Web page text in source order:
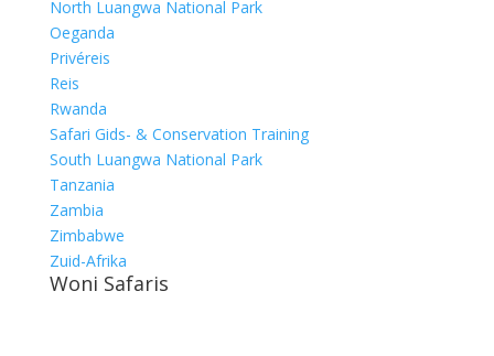
North Luangwa National Park
Oeganda
Privéreis
Reis
Rwanda
Safari Gids- & Conservation Training
South Luangwa National Park
Tanzania
Zambia
Zimbabwe
Zuid-Afrika
Woni Safaris